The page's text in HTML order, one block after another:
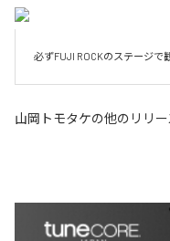
必ずFUJI ROCKのステージで
山岡トモタケの他のリリー